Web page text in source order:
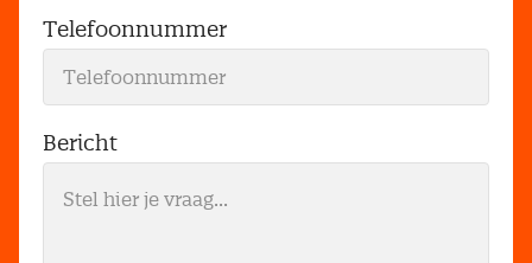
Telefoonnummer
Bericht